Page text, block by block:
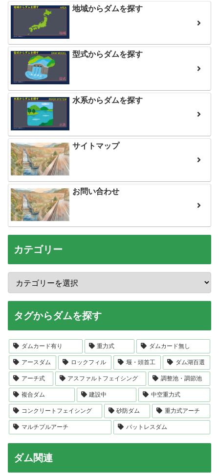
地域からダムを探す
型式からダムを探す
水系からダムを探す
サイトマップ
お問い合わせ
カテゴリー
タグからダムを探す
ダムカード有り 重力式 ダムカード無し
アースダム ロックフィル 堰・頭首工 ダム湖百選
アーチ式 アスファルトフェイシング 調整池・調節池
複合ダム 建設中 中空重力式
コンクリートフェイシング 砂防ダム 重力式アーチ
マルチプルアーチ バットレスダム
ダム関連